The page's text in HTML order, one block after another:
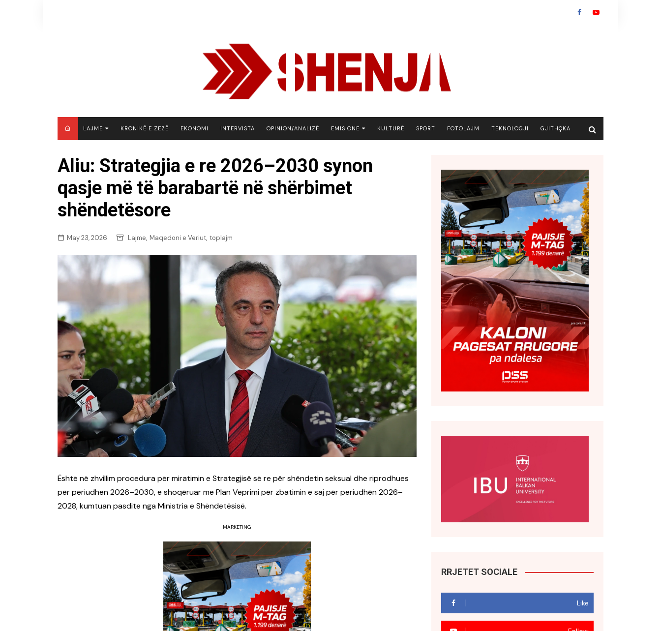
LAJME
KOSOVË
SHQIPËRI
RAJON
BOTË
KRONIKË E ZEZË EKONOMI INTERVISTA OPINION/ANALIZË EMISIONE
BOTA NE FOKUS
EKONOMIKS
INTERVISTA EMISION
KONAKU
KU E KISHIM FJALEN
LIGJERATE FETARE
PARADITE ME NE
PIKËPAMJE
RECETA E DITES
RELAKS
RETRO JAVORE
KULTURË SPORT FOTOLAJM TEKNOLOGJI GJITHÇKA
Aliu: Strategjia e re 2026–2030 synon
qasje më të barabartë në shërbimet
shëndetësore
May 23, 2026 Lajme, Maqedoni e Veriut, toplajm
Është në zhvillim procedura për miratimin e Strategjisë së re për shëndetin seksual dhe riprodhues
për periudhën 2026–2030, e shoqëruar me Plan Veprimi për zbatimin e saj për periudhën 2026–
2028, kumtuan pasdite nga Ministria e Shëndetësisë.
MARKETING
RRJETET SOCIALE
Like